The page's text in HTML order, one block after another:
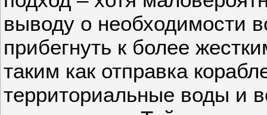
выводу о необходимости
прибегнуть к более
таким как отправка
территориальные воды и